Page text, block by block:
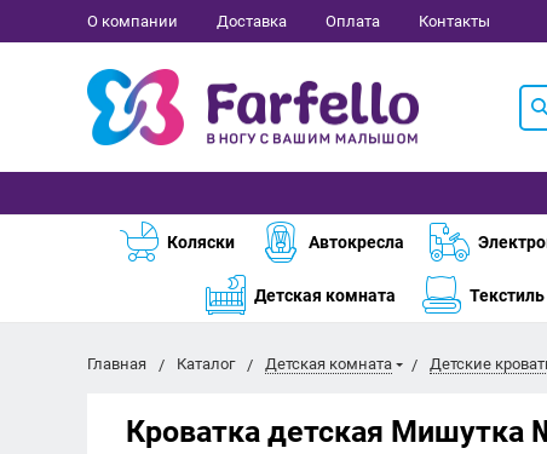
О компании Доставка Оплата Контакты
Коляски Автокресла
Детская комната Текстиль
Главная Каталог Детская комната Детские
Кроватка детская Мишутка